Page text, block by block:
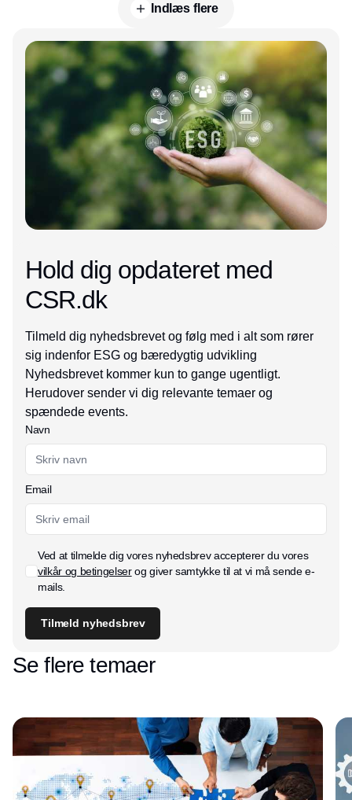
Indlæs flere
Annonce
Hold dig opdateret med
CSR.dk
Tilmeld dig nyhedsbrevet og følg med i alt som rører
sig indenfor ESG og bæredygtig udvikling
Nyhedsbrevet kommer kun to gange ugentligt.
Herudover sender vi dig relevante temaer og
spændede events.
Navn
Email
Ved at tilmelde dig vores nyhedsbrev accepterer du vores
vilkår og betingelserog giver samtykke til at vi må sende e-
mails.
Tilmeld nyhedsbrev
Se flere temaer